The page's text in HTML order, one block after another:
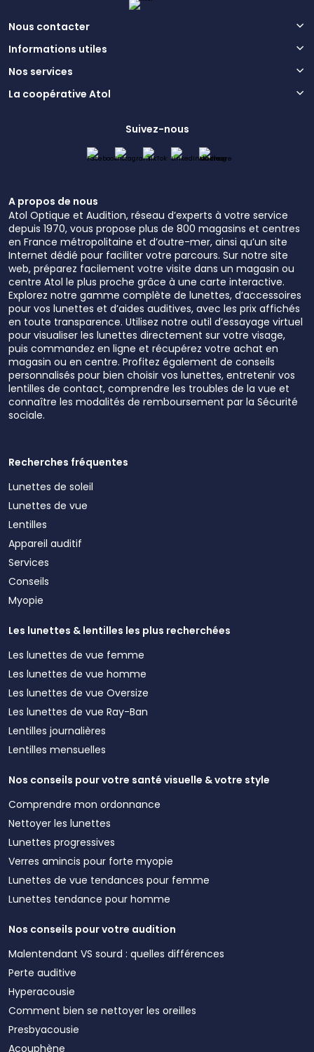
Nous contacter
Informations utiles
Nos services
La coopérative Atol
Suivez-nous
A propos de nous
Atol Optique et Audition, réseau d’experts à votre service
depuis 1970, vous propose plus de 800 magasins et centres
en France métropolitaine et d’outre-mer, ainsi qu’un site
Internet dédié pour faciliter votre parcours. Sur notre site
web, préparez facilement votre visite dans un magasin ou
centre Atol le plus proche grâce à une carte interactive.
Explorez notre gamme complète de lunettes, d’accessoires
pour vos lunettes et d’aides auditives, avec les prix affichés
en toute transparence. Utilisez notre outil d’essayage virtuel
pour visualiser les lunettes directement sur votre visage,
puis commandez en ligne et récupérez votre achat en
magasin ou en centre. Profitez également de conseils
personnalisés pour bien choisir vos lunettes, entretenir vos
lentilles de contact, comprendre les troubles de la vue et
connaître les modalités de remboursement par la Sécurité
sociale.
Recherches fréquentes
Lunettes de soleil
Lunettes de vue
Lentilles
Appareil auditif
Services
Conseils
Myopie
Les lunettes & lentilles les plus recherchées
Les lunettes de vue femme
Les lunettes de vue homme
Les lunettes de vue Oversize
Les lunettes de vue Ray-Ban
Lentilles journalières
Lentilles mensuelles
Nos conseils pour votre santé visuelle & votre style
Comprendre mon ordonnance
Nettoyer les lunettes
Lunettes progressives
Verres amincis pour forte myopie
Lunettes de vue tendances pour femme
Lunettes tendance pour homme
Nos conseils pour votre audition
Malentendant VS sourd : quelles différences
Perte auditive
Hyperacousie
Comment bien se nettoyer les oreilles
Presbyacousie
Acouphène